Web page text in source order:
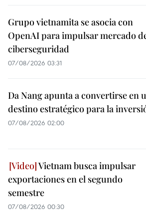
Grupo vietnamita se asocia con
OpenAI para impulsar mercado
ciberseguridad
07/08/2026 03:31
Da Nang apunta a convertirse en
destino estratégico para la
07/08/2026 02:00
Vietnam busca impulsar
exportaciones en el segundo
semestre
07/08/2026 00:30